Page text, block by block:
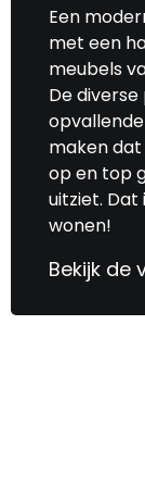
Een
met een
meubels
De
maken
op en top
uitziet. Dat
wonen!
Bekijk de